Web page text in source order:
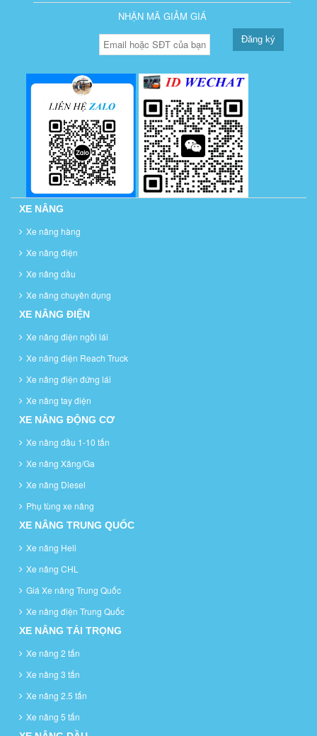
NHẬN MÃ GIẢM GIÁ
Đăng ký
XE NÂNG
Xe nâng hàng
Xe nâng điện
Xe nâng dầu
Xe nâng chuyên dụng
XE NÂNG ĐIỆN
Xe nâng điện ngồi lái
Xe nâng điện Reach Truck
Xe nâng điện đứng lái
Xe nâng tay điện
XE NÂNG ĐỘNG CƠ
Xe nâng dầu 1-10 tấn
Xe nâng Xăng/Ga
Xe nâng Diesel
Phụ tùng xe nâng
XE NÂNG TRUNG QUỐC
Xe nâng Heli
Xe nâng CHL
Giá Xe nâng Trung Quốc
Xe nâng điện Trung Quốc
XE NÂNG TẢI TRỌNG
Xe nâng 2 tấn
Xe nâng 3 tấn
Xe nâng 2.5 tấn
Xe nâng 5 tấn